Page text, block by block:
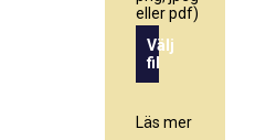
eller pdf)
Välj
fil
Läs mer